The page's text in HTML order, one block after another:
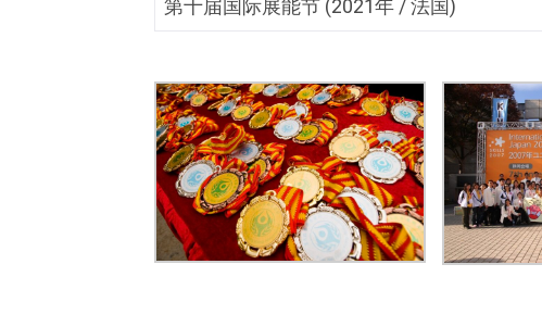
第十届国际展能节 (2021年 / 法国)